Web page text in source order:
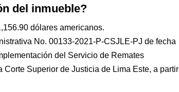
del inmueble?
dólares americanos.
No. 00133-2021-P-CSJLE-PJ de fecha
del Servicio de Remates
Corte Superior de Justicia de Lima Este, a partir